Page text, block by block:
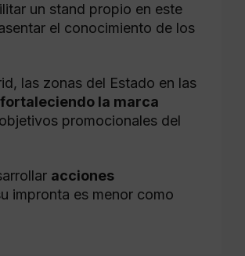
un stand propio en este
el conocimiento de los
las zonas del Estado en las
la marca
promocionales del
acciones
impronta es menor como